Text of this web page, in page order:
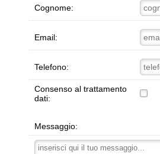
Cognome:
Email:
Telefono:
Consenso al trattamento
dati:
Messaggio: